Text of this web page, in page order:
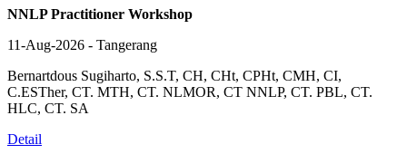
NNLP Practitioner Workshop
11-Aug-2026 - Tangerang
Bernartdous Sugiharto, S.S.T, CH, CHt, CPHt, CMH, CI,
C.ESTher, CT. MTH, CT. NLMOR, CT NNLP, CT. PBL, CT.
HLC, CT. SA
Detail